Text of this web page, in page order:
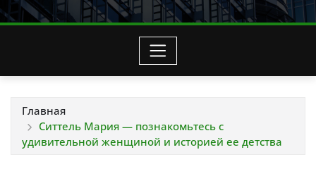
Главная
Ситтель Мария — познакомьтесь с
удивительной женщиной и историей ее детства